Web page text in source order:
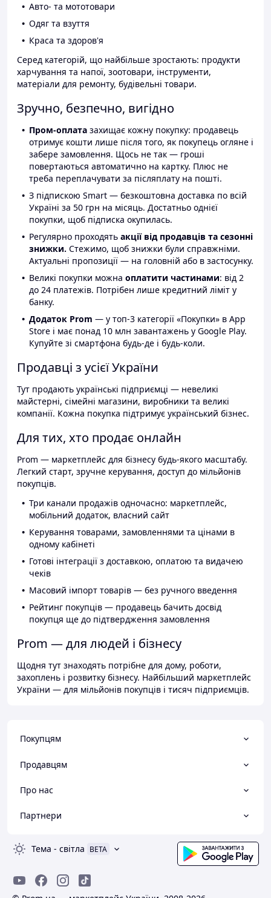
Авто- та мототовари
Одяг та взуття
Краса та здоров'я
Серед категорій, що найбільше зростають: продукти
харчування та напої, зоотовари, інструменти,
матеріали для ремонту, будівельні товари.
Зручно, безпечно, вигідно
Пром-оплата захищає кожну покупку: продавець
отримує кошти лише після того, як покупець огляне і
забере замовлення. Щось не так — гроші
повертаються автоматично на картку. Плюс не
треба переплачувати за післяплату на пошті.
З підпискою Smart — безкоштовна доставка по всій
Україні за 50 грн на місяць. Достатньо однієї
покупки, щоб підписка окупилась.
Регулярно проходять акції від продавців та сезонні
знижки. Стежимо, щоб знижки були справжніми.
Актуальні пропозиції — на головній або в застосунку.
Великі покупки можна оплатити частинами: від 2
до 24 платежів. Потрібен лише кредитний ліміт у
банку.
Додаток Prom — у топ-3 категорії «Покупки» в App
Store і має понад 10 млн завантажень у Google Play.
Купуйте зі смартфона будь-де і будь-коли.
Продавці з усієї України
Тут продають українські підприємці — невеликі
майстерні, сімейні магазини, виробники та великі
компанії. Кожна покупка підтримує український бізнес.
Для тих, хто продає онлайн
Prom — маркетплейс для бізнесу будь-якого масштабу.
Легкий старт, зручне керування, доступ до мільйонів
покупців.
Три канали продажів одночасно: маркетплейс,
мобільний додаток, власний сайт
Керування товарами, замовленнями та цінами в
одному кабінеті
Готові інтеграції з доставкою, оплатою та видачею
чеків
Масовий імпорт товарів — без ручного введення
Рейтинг покупців — продавець бачить досвід
покупця ще до підтвердження замовлення
Prom — для людей і бізнесу
Щодня тут знаходять потрібне для дому, роботи,
захоплень і розвитку бізнесу. Найбільший маркетплейс
України — для мільйонів покупців і тисяч підприємців.
Покупцям
Продавцям
Про нас
Партнери
Тема - світла BETA